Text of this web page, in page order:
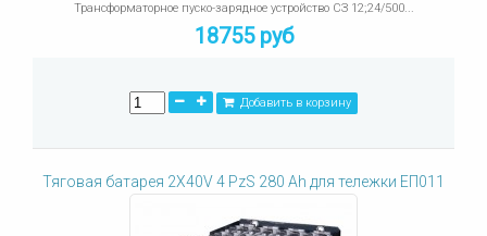
Трансформаторное пуско-зарядное устройство СЗ 12;24/500...
18755 руб
Добавить в корзину
Тяговая батарея 2X40V 4 PzS 280 Ah для тележки ЕП011